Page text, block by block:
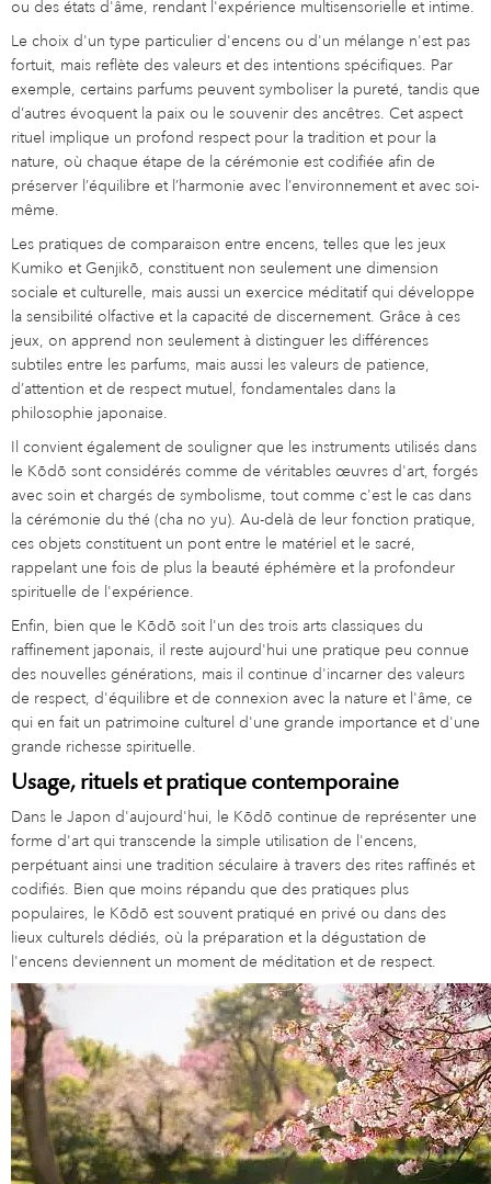
ou des états d'âme, rendant l'expérience multisensorielle et intime.
Le choix d'un type particulier d'encens ou d'un mélange n'est pas
fortuit, mais reflète des valeurs et des intentions spécifiques. Par
exemple, certains parfums peuvent symboliser la pureté, tandis que
d’autres évoquent la paix ou le souvenir des ancêtres. Cet aspect
rituel implique un profond respect pour la tradition et pour la
nature, où chaque étape de la cérémonie est codifiée afin de
préserver l’équilibre et l’harmonie avec l’environnement et avec soi-
même.
Les pratiques de comparaison entre encens, telles que les jeux
Kumiko et Genjikō, constituent non seulement une dimension
sociale et culturelle, mais aussi un exercice méditatif qui développe
la sensibilité olfactive et la capacité de discernement. Grâce à ces
jeux, on apprend non seulement à distinguer les différences
subtiles entre les parfums, mais aussi les valeurs de patience,
d’attention et de respect mutuel, fondamentales dans la
philosophie japonaise.
Il convient également de souligner que les instruments utilisés dans
le Kōdō sont considérés comme de véritables œuvres d'art, forgés
avec soin et chargés de symbolisme, tout comme c'est le cas dans
la cérémonie du thé (cha no yu). Au-delà de leur fonction pratique,
ces objets constituent un pont entre le matériel et le sacré,
rappelant une fois de plus la beauté éphémère et la profondeur
spirituelle de l'expérience.
Enfin, bien que le Kōdō soit l'un des trois arts classiques du
raffinement japonais, il reste aujourd'hui une pratique peu connue
des nouvelles générations, mais il continue d'incarner des valeurs
de respect, d'équilibre et de connexion avec la nature et l'âme, ce
qui en fait un patrimoine culturel d'une grande importance et d'une
grande richesse spirituelle.
Usage, rituels et pratique contemporaine
Dans le Japon d'aujourd'hui, le Kōdō continue de représenter une
forme d'art qui transcende la simple utilisation de l'encens,
perpétuant ainsi une tradition séculaire à travers des rites raffinés et
codifiés. Bien que moins répandu que des pratiques plus
populaires, le Kōdō est souvent pratiqué en privé ou dans des
lieux culturels dédiés, où la préparation et la dégustation de
l'encens deviennent un moment de méditation et de respect.